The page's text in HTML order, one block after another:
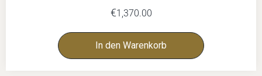
€1,370.00
In den Warenkorb